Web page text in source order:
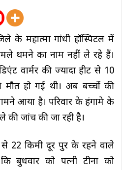
के महात्मा गांधी हॉस्पिटल में
थमने का नाम नहीं ले रहे हैं।
वार्मर की ज्यादा हीट से 10
हो गई थी। अब बच्चों की
आया है। परिवार के हंगामे के
जांच की जा रही है।
22 किमी दूर पुर के रहने वाले
बुधवार को पत्नी टीना को